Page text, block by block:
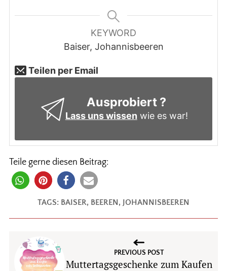
KEYWORD
Baiser, Johannisbeeren
Teilen per Email
Ausprobiert ?
Lass uns wissen wie es war!
Teile gerne diesen Beitrag:
TAGS: BAISER, BEEREN, JOHANNISBEEREN
PREVIOUS POST
Muttertagsgeschenke zum Kaufen